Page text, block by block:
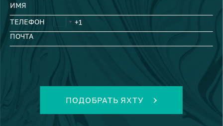
ИМЯ
ТЕЛЕФОН
ПОЧТА
ПОДОБРАТЬ ЯХТУ